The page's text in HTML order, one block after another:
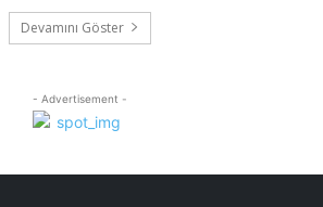
Devamını Göster
- Advertisement -